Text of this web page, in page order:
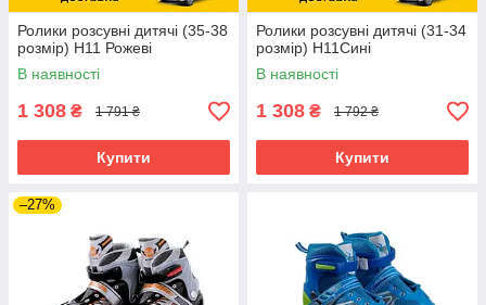
Ролики розсувні дитячі (35-38
розмір) H11 Рожеві
В наявності
1 308 ₴ 1 791 ₴
Купити
Ролики розсувні дитячі (31-34
розмір) H11Сині
В наявності
1 308 ₴ 1 792 ₴
Купити
–27%